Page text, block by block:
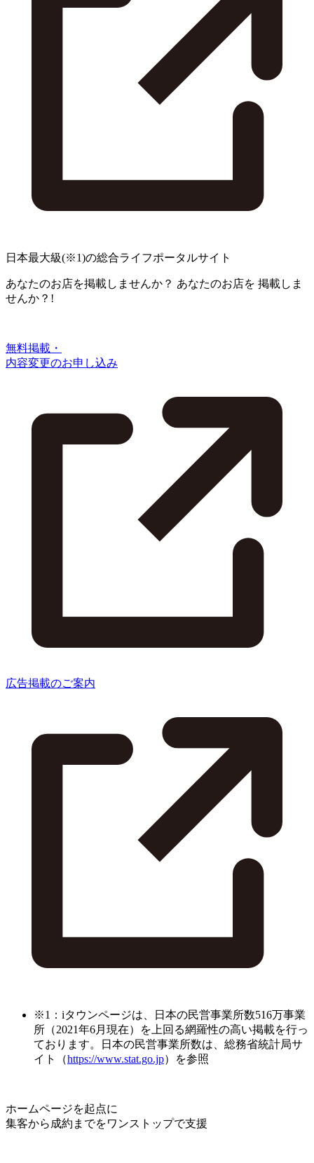
日本最大級(※1)の総合ライフポータルサイト
あなたのお店を掲載しませんか？ あなたのお店を 掲載しま
せんか？!
無料掲載・
内容変更のお申し込み
広告掲載のご案内
※1：iタウンページは、日本の民営事業所数516万事業
所（2021年6月現在）を上回る網羅性の高い掲載を行っ
ております。日本の民営事業所数は、総務省統計局サ
イト（https://www.stat.go.jp）を参照
ホームページを起点に
集客から成約までをワンストップで支援